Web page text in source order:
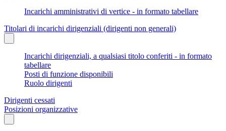
Incarichi amministrativi di vertice - in formato tabellare
Titolari di incarichi dirigenziali (dirigenti non generali)
Incarichi dirigenziali, a qualsiasi titolo conferiti - in formato
tabellare
Posti di funzione disponibili
Ruolo dirigenti
Dirigenti cessati
Posizioni organizzative